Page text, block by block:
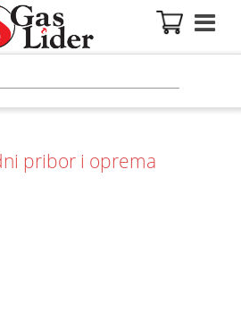
pribor i oprema